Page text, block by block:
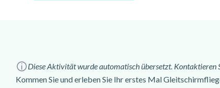
Diese Aktivität wurde automatisch übersetzt. Kontaktieren
Kommen Sie und erleben Sie Ihr erstes Mal